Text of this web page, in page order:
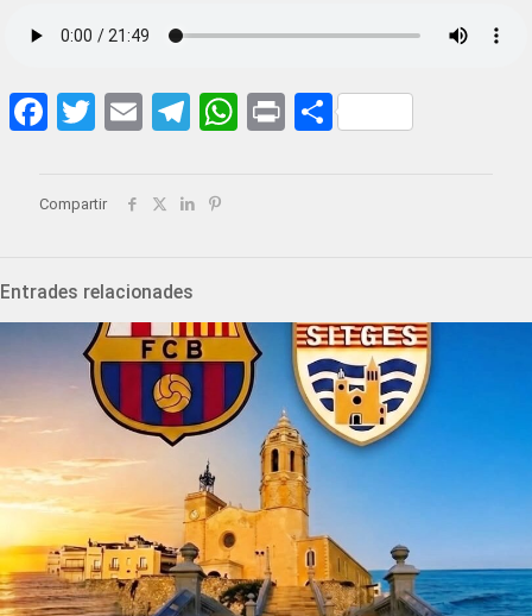
Facebook
Twitter
EmailTelegram
WhatsApp
PrintShare
Compartir
Entrades relacionades